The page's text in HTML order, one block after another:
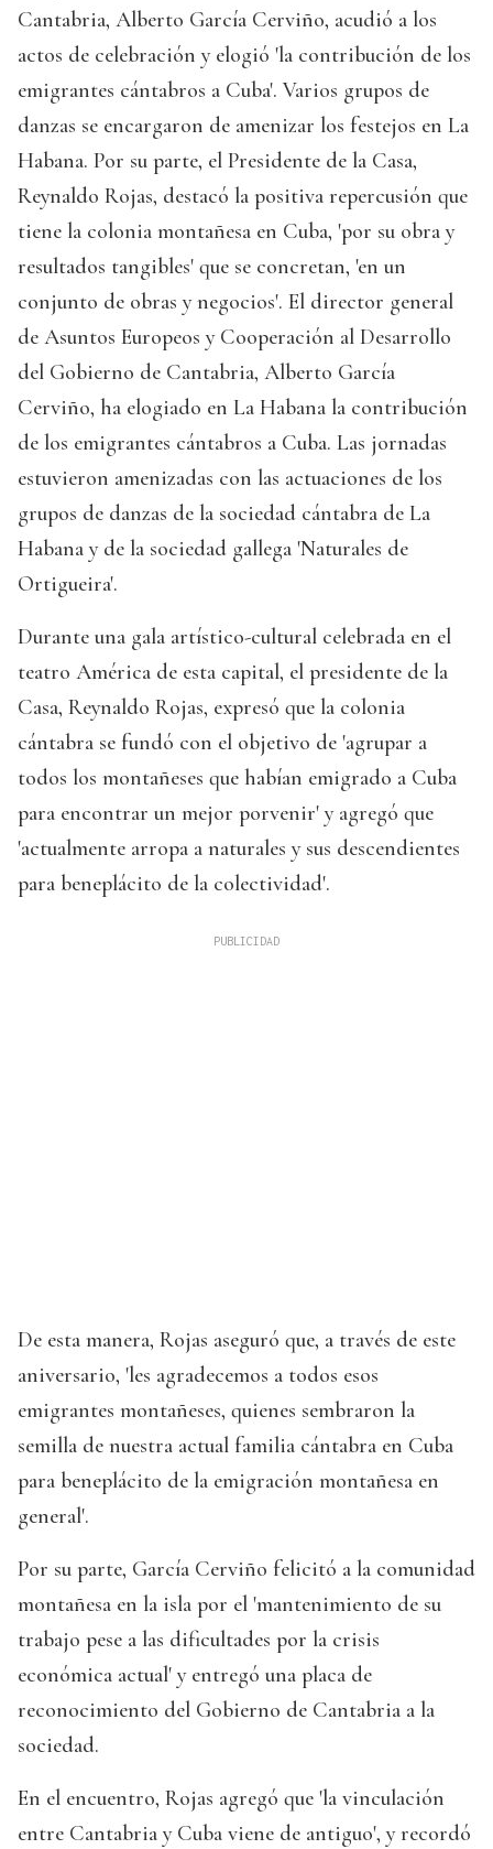
Cantabria, Alberto García Cerviño, acudió a los
actos de celebración y elogió 'la contribución de los
emigrantes cántabros a Cuba'. Varios grupos de
danzas se encargaron de amenizar los festejos en La
Habana. Por su parte, el Presidente de la Casa,
Reynaldo Rojas, destacó la positiva repercusión que
tiene la colonia montañesa en Cuba, 'por su obra y
resultados tangibles' que se concretan, 'en un
conjunto de obras y negocios'. El director general
de Asuntos Europeos y Cooperación al Desarrollo
del Gobierno de Cantabria, Alberto García
Cerviño, ha elogiado en La Habana la contribución
de los emigrantes cántabros a Cuba. Las jornadas
estuvieron amenizadas con las actuaciones de los
grupos de danzas de la sociedad cántabra de La
Habana y de la sociedad gallega 'Naturales de
Ortigueira'.
Durante una gala artístico-cultural celebrada en el
teatro América de esta capital, el presidente de la
Casa, Reynaldo Rojas, expresó que la colonia
cántabra se fundó con el objetivo de 'agrupar a
todos los montañeses que habían emigrado a Cuba
para encontrar un mejor porvenir' y agregó que
'actualmente arropa a naturales y sus descendientes
para beneplácito de la colectividad'.
De esta manera, Rojas aseguró que, a través de este
aniversario, 'les agradecemos a todos esos
emigrantes montañeses, quienes sembraron la
semilla de nuestra actual familia cántabra en Cuba
para beneplácito de la emigración montañesa en
general'.
Por su parte, García Cerviño felicitó a la comunidad
montañesa en la isla por el 'mantenimiento de su
trabajo pese a las dificultades por la crisis
económica actual' y entregó una placa de
reconocimiento del Gobierno de Cantabria a la
sociedad.
En el encuentro, Rojas agregó que 'la vinculación
entre Cantabria y Cuba viene de antiguo', y recordó